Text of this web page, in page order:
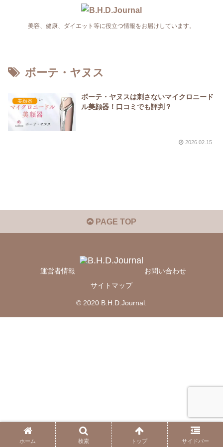
美容、健康、ダイエット等に役立つ情報をお届けしています。
ボーテ・ヤヌス
美顔器
ボーテ・ヤヌスは刺さないマイクロニード
ル美顔器！口コミでも評判？
2026.02.15
PAGE TOP
運営者情報
お問い合わせ
サイトマップ
© 2020 B.H.D.Journal.
ホーム 検索 トップ サイドバー